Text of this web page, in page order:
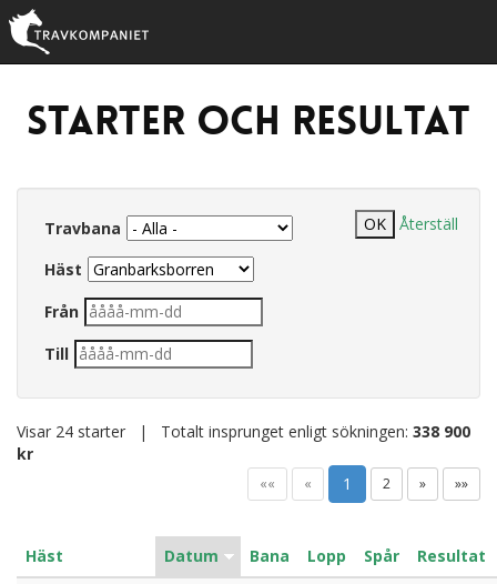
Starter och resultat
Travbana
Häst
Från
Till
Återställ
Visar 24 starter | Totalt insprunget enligt sökningen: 338 900
kr
«« « 1 2 » »»
Häst Datum Bana Lopp Spår
Resultat